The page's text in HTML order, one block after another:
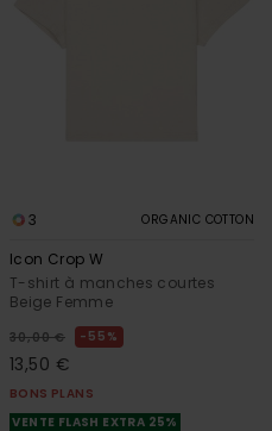
3 ORGANIC COTTON
Icon Crop W
T-shirt à manches courtes
Beige Femme
30,00 € 55%
13,50 €
BONS PLANS
VENTE FLASH EXTRA 25%